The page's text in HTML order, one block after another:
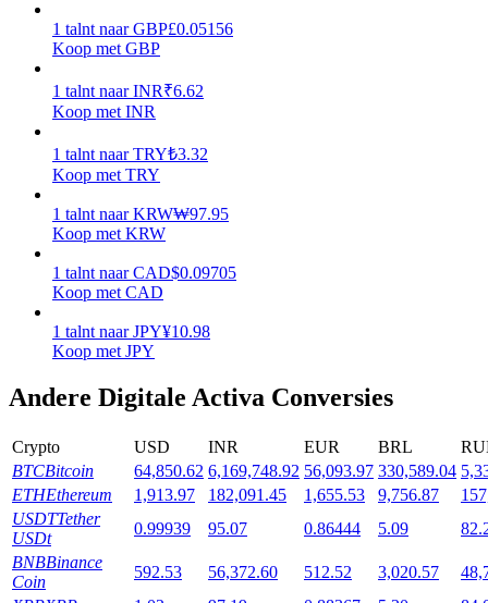
Uitzetten
Launchpool
Flexibel staken om populaire tokens te verdienen.
1 talnt naar GBP£0.05156
Koop met GBP
1 talnt naar INR₹6.62
Koop met INR
1 talnt naar TRY₺3.32
Koop met TRY
1 talnt naar KRW₩97.95
Koop met KRW
1 talnt naar CAD$0.09705
Koop met CAD
1 talnt naar JPY¥10.98
Koop met JPY
Andere Digitale Activa Conversies
Crypto USD INR EUR BRL
BTCBitcoin 64,850.62 6,169,748.92 56,093.97 330,589.04
ETHEthereum 1,913.97 182,091.45 1,655.53 9,756.87
USDTTether
USDt
0.99939 95.07 0.86444 5.09
BNBBinance
Coin
592.53 56,372.60 512.52 3,020.57